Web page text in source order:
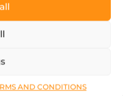
AND CONDITIONS